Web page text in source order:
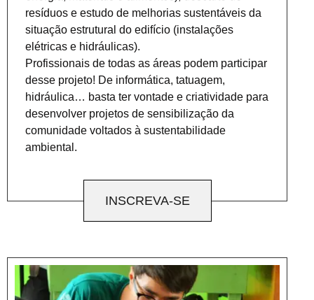
resíduos e estudo de melhorias sustentáveis da
situação estrutural do edifício (instalações
elétricas e hidráulicas).
Profissionais de todas as áreas podem participar
desse projeto! De informática, tatuagem,
hidráulica… basta ter vontade e criatividade para
desenvolver projetos de sensibilização da
comunidade voltados à sustentabilidade
ambiental.
INSCREVA-SE